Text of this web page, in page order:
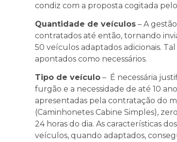
condiz com a proposta cogitada
Quantidade de veículos – A
contratados até então, tornando
50 veículos adaptados adicionais.
apontados como necessários.
Tipo de veículo – É necessária
furgão e a necessidade de até 10
apresentadas pela contratação do
(Caminhonetes Cabine Simples),
24 horas do dia. As características
veículos, quando adaptados,